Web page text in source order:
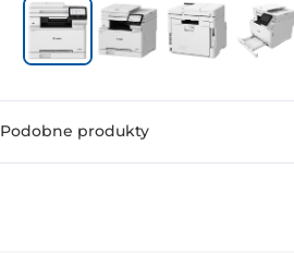
Podobne produkty